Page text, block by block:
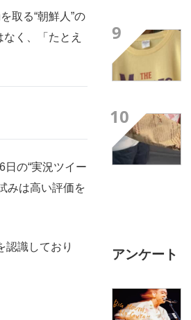
取る“朝鮮人”の
く、「たとえ
の“実況ツイー
みは高い評価を
識しており
9
10
アンケート